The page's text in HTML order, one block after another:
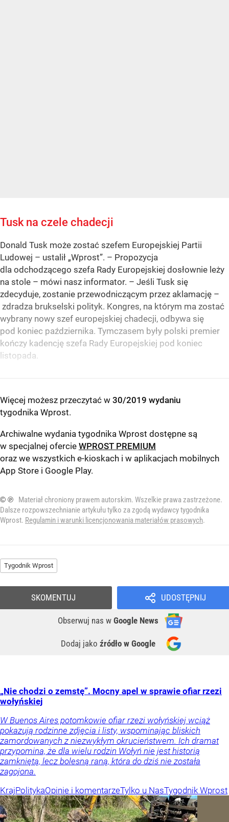
Tusk na czele chadecji
Donald Tusk może zostać szefem Europejskiej Partii
Ludowej – ustalił „Wprost”. – Propozycja
dla odchodzącego szefa Rady Europejskiej dosłownie leży
na stole – mówi nasz informator. – Jeśli Tusk się
zdecyduje, zostanie przewodniczącym przez aklamację –
zdradza brukselski polityk. Kongres, na którym ma zostać
wybrany nowy szef europejskiej chadecji, odbywa się
pod koniec października. Tymczasem były polski premier
kończy kadencję szefa Rady Europejskiej pod koniec
listopada.
Więcej możesz przeczytać w 30/2019 wydaniu
tygodnika Wprost.
Archiwalne wydania tygodnika Wprost dostępne są
w specjalnej ofercie WPROST PREMIUM
oraz we wszystkich e-kioskach i w aplikacjach mobilnych
App Store i Google Play.
© ℗
Materiał chroniony prawem autorskim. Wszelkie prawa zastrzeżone.
Dalsze rozpowszechnianie artykułu tylko za zgodą wydawcy tygodnika
Wprost. Regulamin i warunki licencjonowania materiałów prasowych.
Tygodnik Wprost
UDOSTĘPNIJ
Obserwuj nas w Google News
Dodaj jako źródło w Google
SKOMENTUJ
„Nie chodzi o zemstę”. Mocny apel w sprawie ofiar rzezi
wołyńskiej
W Buenos Aires potomkowie ofiar rzezi wołyńskiej wciąż
pokazują rodzinne zdjęcia i listy, wspominając bliskich
zamordowanych z niezwykłym okrucieństwem. Ich dramat
przypomina, że dla wielu rodzin Wołyń nie jest historią
zamkniętą, lecz bolesną raną, która do dziś nie została
zagojona.
KrajPolitykaOpinie i komentarzeTylko u NasTygodnik Wprost